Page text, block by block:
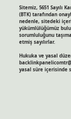
Sitemiz, 5651 Sayılı
(BTK) tarafından
nedenle, sitedeki
yükümlülüğümüz
sorumluluğunu
etmiş sayılırlar.
Hukuka ve yasal
yasal süre içerisinde